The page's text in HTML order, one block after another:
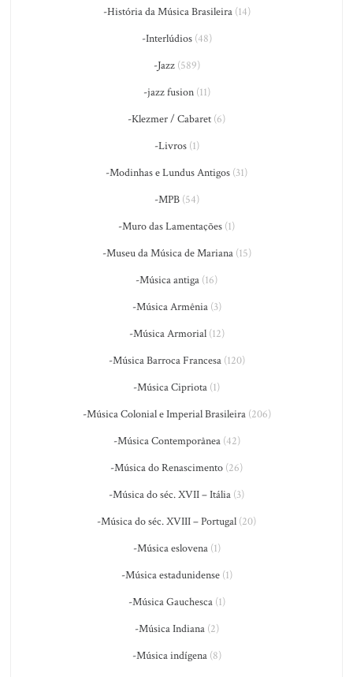
-História da Música Brasileira(14)
-Interlúdios(48)
-Jazz(589)
-jazz fusion(11)
-Klezmer / Cabaret (6)
-Livros(1)
-Modinhas e Lundus Antigos (31)
-MPB(54)
-Muro das Lamentações (1)
-Museu da Música de Mariana(15)
-Música antiga (16)
-Música Armênia(3)
-Música Armorial(12)
-Música Barroca Francesa(120)
-Música Cipriota (1)
-Música Colonial e Imperial Brasileira(206)
-Música Contemporânea(42)
-Música do Renascimento (26)
-Música do séc. XVII – Itália (3)
-Música do séc. XVIII – Portugal (20)
-Música eslovena(1)
-Música estadunidense(1)
-Música Gauchesca(1)
-Música Indiana(2)
-Música indígena(8)